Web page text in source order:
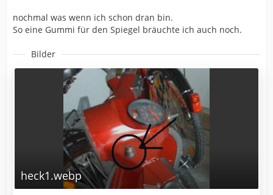
nochmal was wenn ich schon dran bin.
So eine Gummi für den Spiegel bräuchte ich auch noch.
Bilder
heck1.webp